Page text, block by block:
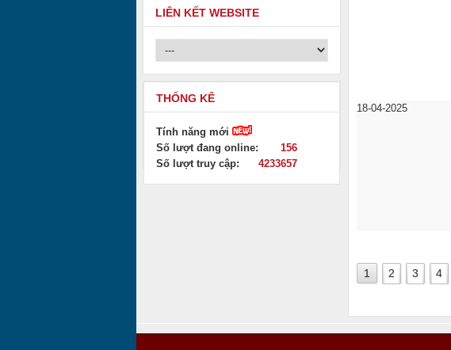
LIÊN KẾT WEBSITE
THỐNG KÊ
Tính năng mới
Số lượt đang online:
156
Số lượt truy cập:
4233657
18-04-2025
1 2 3 4